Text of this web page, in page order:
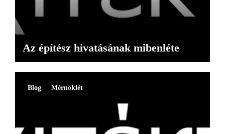
Az építész hivatásának mibenléte
Blog Mérnöklét